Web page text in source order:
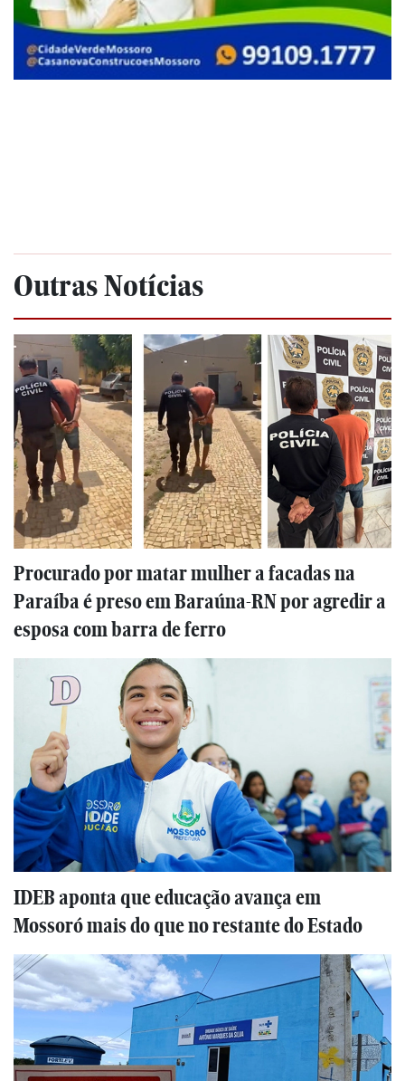
Outras Notícias
Procurado por matar mulher a facadas na
Paraíba é preso em Baraúna-RN por agredir a
esposa com barra de ferro
IDEB aponta que educação avança em
Mossoró mais do que no restante do Estado